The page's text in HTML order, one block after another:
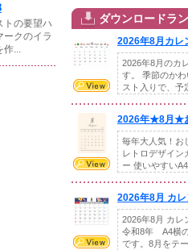
トの要望ハ
ークのイラ
作...
ダウンロードラ
2026年8月カレ
2026年8月のカ
す。 季節のかわ
スト入りで、予
2026年★8月★
毎年大人気！お
レトロデザイン
ー 使いやすいA4
2026年8月 カレ
2026年8月 カ
令和8年 A4横
です。8月をテ